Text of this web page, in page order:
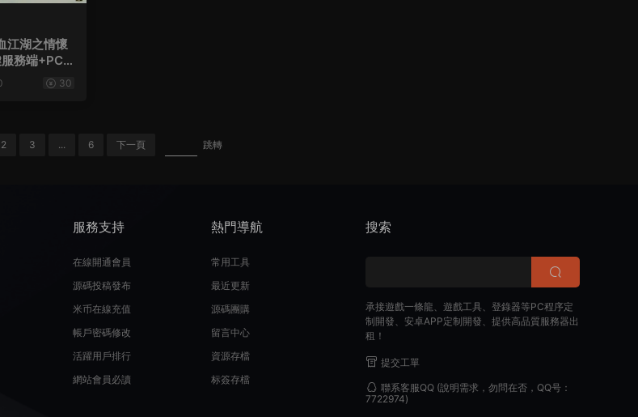
江湖之情懷
務端+PC
視頻架設教
30
2 3 ... 6 下一頁 跳轉
服務支持
在線開通會員
源碼投稿發布
米币在線充值
帳戶密碼修改
活躍用戶排行
網站會員必讀
熱門導航
常用工具
最近更新
源碼團購
留言中心
資源存檔
标簽存檔
搜索
承接遊戲一條龍、遊戲工具、登錄器等PC程序定
制開發、安卓APP定制開發、提供高品質服務器出
租！
提交工單
聯系客服QQ(說明需求，勿問在否，QQ号：
7722974)